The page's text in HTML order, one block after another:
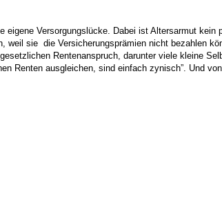
eigene Versorgungslücke. Dabei ist Altersarmut kein
weil sie die Versicherungsprämien nicht bezahlen
Rentenanspruch, darunter viele kleine
Renten ausgleichen, sind einfach zynisch”. Und